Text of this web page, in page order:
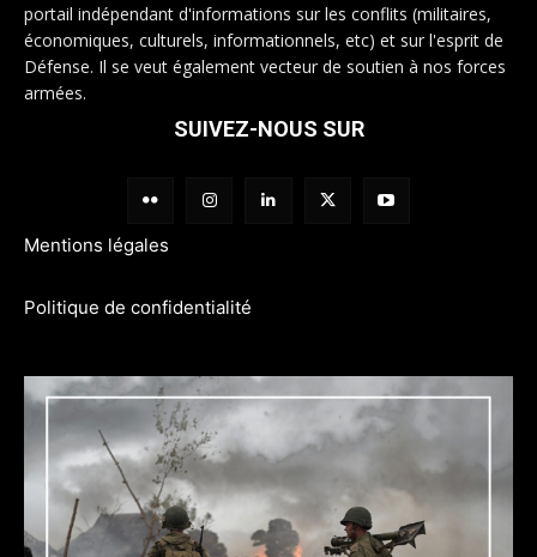
portail indépendant d'informations sur les conflits (militaires,
économiques, culturels, informationnels, etc) et sur l'esprit de
Défense. Il se veut également vecteur de soutien à nos forces
armées.
SUIVEZ-NOUS SUR
Mentions légales
Politique de confidentialité